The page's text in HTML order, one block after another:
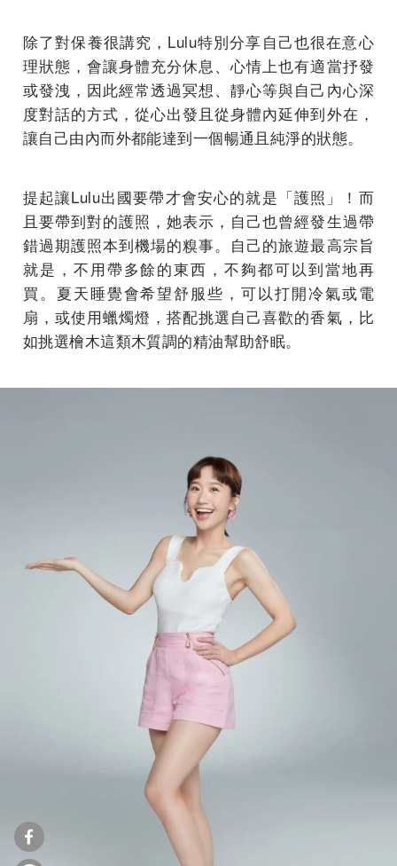
除了對保養很講究，Lulu特別分享自己也很在意心
理狀態，會讓身體充分休息、心情上也有適當抒發
或發洩，因此經常透過冥想、靜心等與自己內心深
度對話的方式，從心出發且從身體內延伸到外在，
讓自己由內而外都能達到一個暢通且純淨的狀態。
提起讓Lulu出國要帶才會安心的就是「護照」！而
且要帶到對的護照，她表示，自己也曾經發生過帶
錯過期護照本到機場的糗事。自己的旅遊最高宗旨
就是，不用帶多餘的東西，不夠都可以到當地再
買。夏天睡覺會希望舒服些，可以打開冷氣或電
扇，或使用蠟燭燈，搭配挑選自己喜歡的香氣，比
如挑選檜木這類木質調的精油幫助舒眠。